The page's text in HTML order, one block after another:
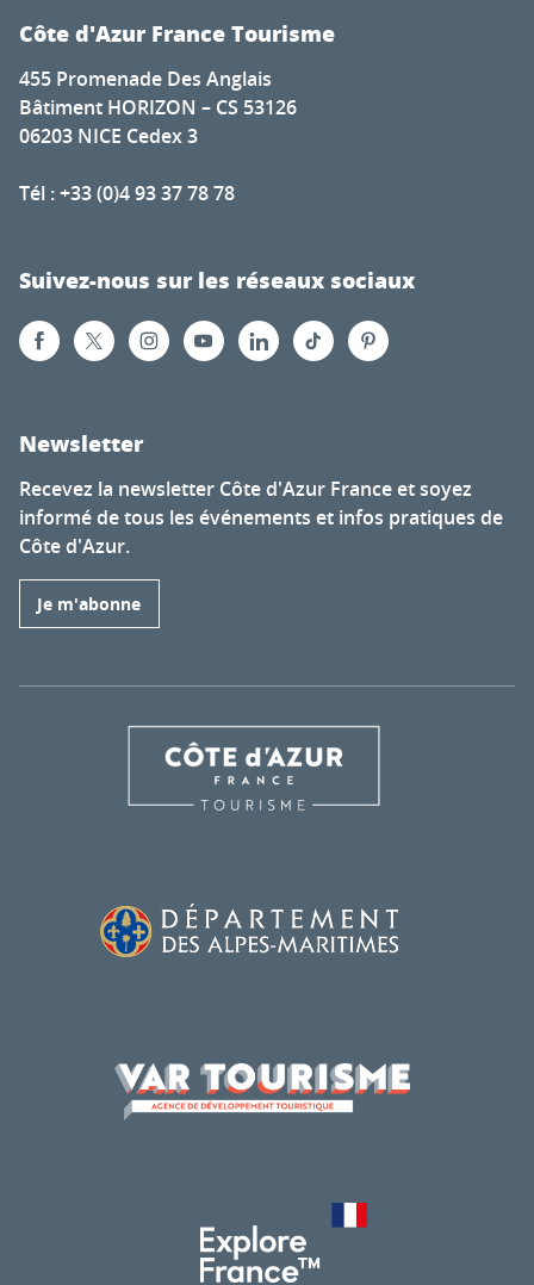
Côte d'Azur France Tourisme
455 Promenade Des Anglais
Bâtiment HORIZON – CS 53126
06203 NICE Cedex 3
Tél : +33 (0)4 93 37 78 78
Suivez-nous sur les réseaux sociaux
Newsletter
Recevez la newsletter Côte d'Azur France et soyez
informé de tous les événements et infos pratiques de
Côte d'Azur.
Je m'abonne